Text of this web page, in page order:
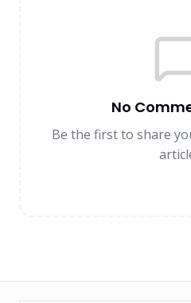
No
Be the first to share